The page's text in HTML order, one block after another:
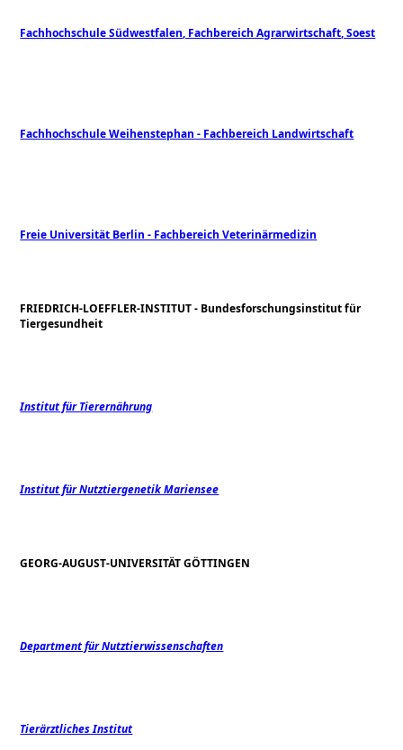
Fachhochschule Südwestfalen, Fachbereich Agrarwirtschaft, Soest
Fachhochschule Weihenstephan - Fachbereich Landwirtschaft
Freie Universität Berlin - Fachbereich Veterinärmedizin
FRIEDRICH-LOEFFLER-INSTITUT - Bundesforschungsinstitut für
Tiergesundheit
Institut für Tierernährung
Institut für Nutztiergenetik Mariensee
GEORG-AUGUST-UNIVERSITÄT GÖTTINGEN
Department für Nutztierwissenschaften
Tierärztliches Institut